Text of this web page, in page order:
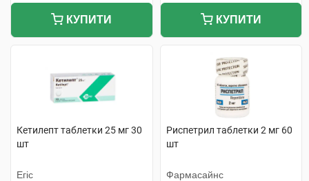
КУПИТИ КУПИТИ
Кетилепт таблетки 25 мг 30
шт
Егіс
Риспетрил таблетки 2 мг 60
шт
Фармасайнс